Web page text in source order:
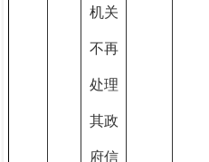
机关
不再
处理
其政
府信